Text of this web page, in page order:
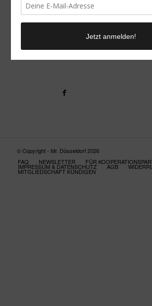
© Copyright - Mr. Düsseldorf 2026
FAQ
NEWSLETTER FÜR
IMPRESSUM & DATENSCHUTZ AGB
MITGLIEDSCHAFT KÜNDIGEN